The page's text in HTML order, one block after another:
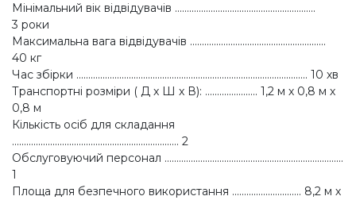
Мінімальний вік відвідувачів ...........................................................
3 роки
Максимальна вага відвідувачів .........................................................
40 кг
Час збірки ................................................................................................. 10 хв
Транспортні розміри ( Д x Ш x В): ...................... 1,2 м х 0,8 м х
0,8 м
Кількість осіб для складання
...................................................................... 2
Обслуговуючий персонал ...........................................................................
1
Площа для безпечного використання ............................. 8,2 м х